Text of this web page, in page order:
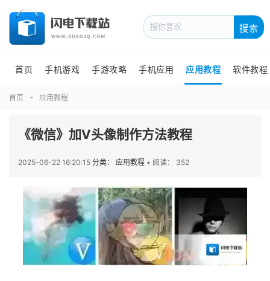
搜索
首页 手机游戏 手游攻略 手机应用 应用教程 软件教程
首页 应用教程
《微信》加V头像制作方法教程
2025-06-22 16:20:15 分类： 应用教程 • 阅读： 352